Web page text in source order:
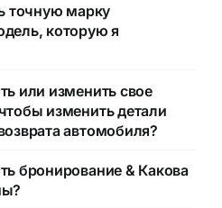
точную марку
которую я
или изменить свое
изменить детали
автомобиля?
бронирование & Какова